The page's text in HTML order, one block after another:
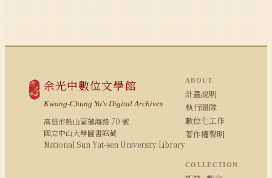
余光中數位文學館
Kwang-Chung Yu's Digital Archives
高雄市鼓山區蓮海路 70 號
國立中山大學圖書館藏
National Sun Yat-sen University Library
ABOUT
計畫說明
執行團隊
數位化工作
著作權聲明
COLLECTION